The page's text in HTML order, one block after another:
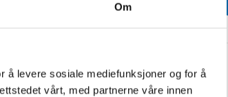
Om
å levere sosiale mediefunksjoner og for å
vårt, med partnerne våre innen